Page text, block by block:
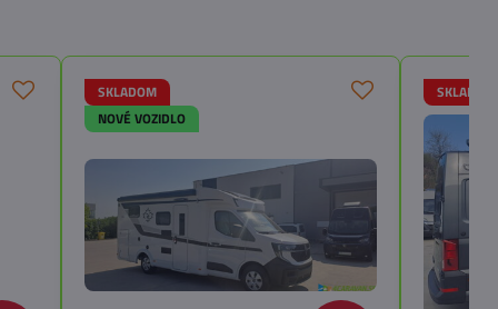
SKLADOM
NOVÉ VOZIDLO
SKLADOM